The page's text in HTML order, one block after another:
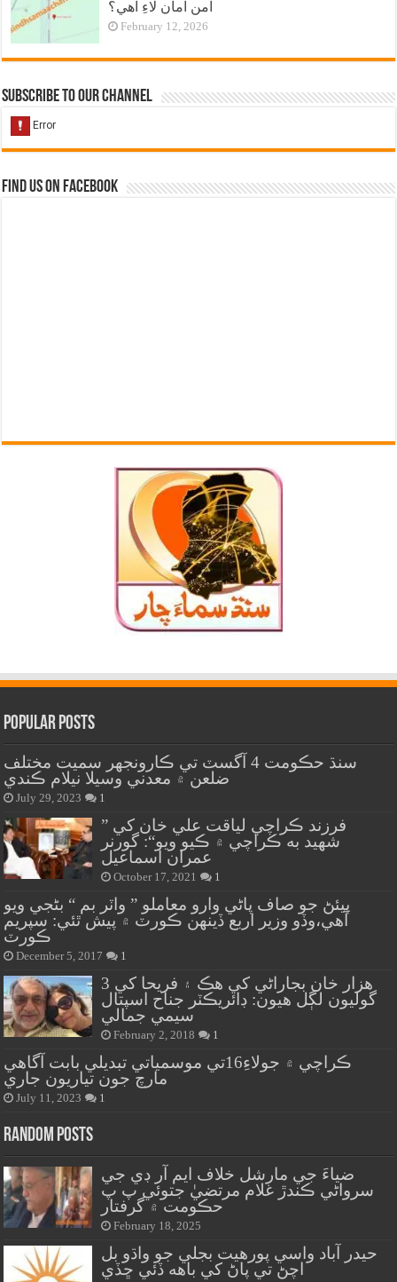
امن امان لاءِ آهي؟
February 12, 2026
Subscribe to our Channel
Find us on Facebook
Popular Posts
سنڌ حڪومت 4 آگسٽ تي ڪارونجهر سميت مختلف
ضلعن ۾ معدني وسيلا نيلام ڪندي
July 29, 2023 1
” فرزند ڪراچي لياقت علي خان کي
شهيد به ڪراچي ۾ ڪيو ويو“: گورنر
عمران اسماعيل
October 17, 2021 1
پيئڻ جو صاف پاڻي وارو معاملو ” واٽر بم “ بڻجي ويو
آهي،وڏو وزير اربع ڏينهن ڪورٽ ۾ پيش ٿئي: سپريم
ڪورٽ
December 5, 2017 1
هزار خان بجاراڻي کي هڪ ۽ فريحا کي 3
گوليون لڳل هيون: ڊائريڪٽر جناح اسپتال
سيمي جمالي
February 2, 2018 1
ڪراچي ۾ جولاءِ16تي موسمياتي تبديلي بابت آگاهي
مارچ جون تياريون جاري
July 11, 2023 1
Random Posts
ضياءَ جي مارشل خلاف ايم آر ڊي جي
سرواڻي ڪندڙ غلام مرتضيٰ جتوئي پ پ
حڪومت ۾ گرفتار
February 18, 2025
حيدر آباد واسي پورهيت بجلي جو واڌو بل
اچڻ تي پاڻ کي باهه ڏئي ڇڏي